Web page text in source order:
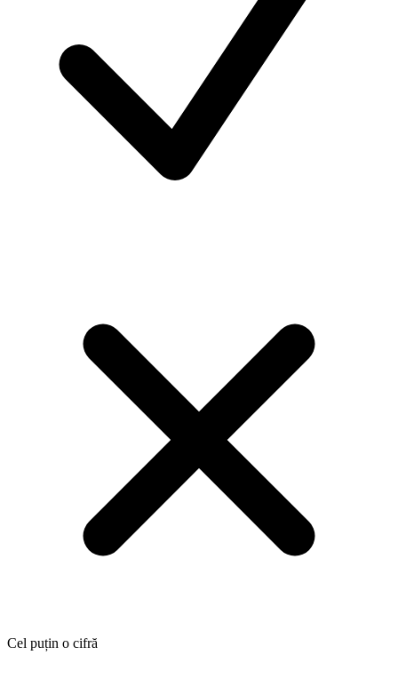
Cel puțin o cifră